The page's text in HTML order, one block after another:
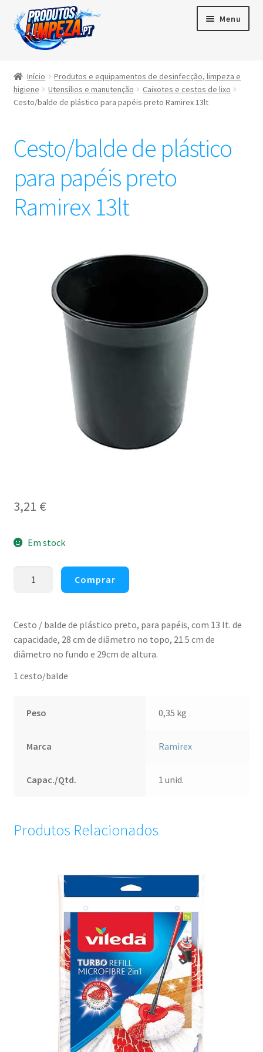
Menu
Produtos
Área de cliente
Português
Início
Produtos e equipamentos de desinfecção, limpeza e
higiene
Utensílios e manutenção
Caixotes e cestos de lixo
Cesto/balde de plástico para papéis preto Ramirex 13lt
Cesto/balde de plástico
para papéis preto
Ramirex 13lt
3,21 €
Em stock
plástico
para
papéis
preto
Comprar
Cesto / balde de plástico preto, para papéis, com 13 lt. de
capacidade, 28 cm de diâmetro no topo, 21.5 cm de
diâmetro no fundo e 29cm de altura.
1 cesto/balde
Peso 0,35 kg
Marca Ramirex
Capac./Qtd. 1 unid.
Produtos Relacionados